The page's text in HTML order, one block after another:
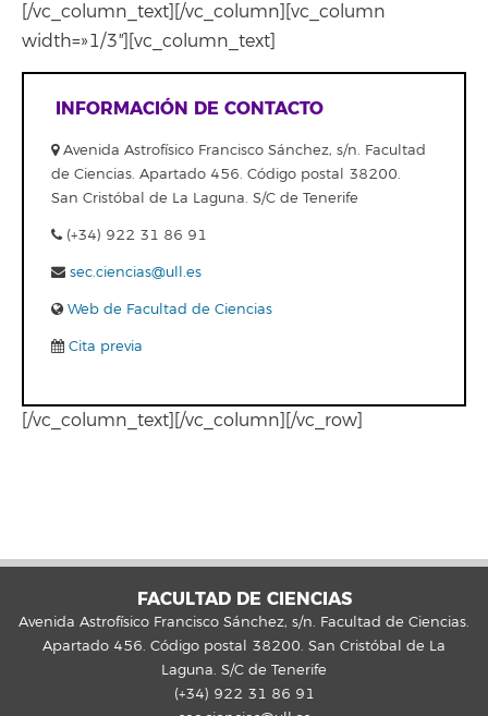
[/vc_column_text][/vc_column][vc_column
width=»1/3″][vc_column_text]
INFORMACIÓN DE CONTACTO
Avenida Astrofísico Francisco Sánchez, s/n. Facultad
de Ciencias. Apartado 456. Código postal 38200.
San Cristóbal de La Laguna. S/C de Tenerife
(+34) 922 31 86 91
sec.ciencias@ull.es
Web de Facultad de Ciencias
Cita previa
[/vc_column_text][/vc_column][/vc_row]
FACULTAD DE CIENCIAS
Avenida Astrofísico Francisco Sánchez, s/n. Facultad de Ciencias.
Apartado 456. Código postal 38200. San Cristóbal de La
Laguna. S/C de Tenerife
(+34) 922 31 86 91